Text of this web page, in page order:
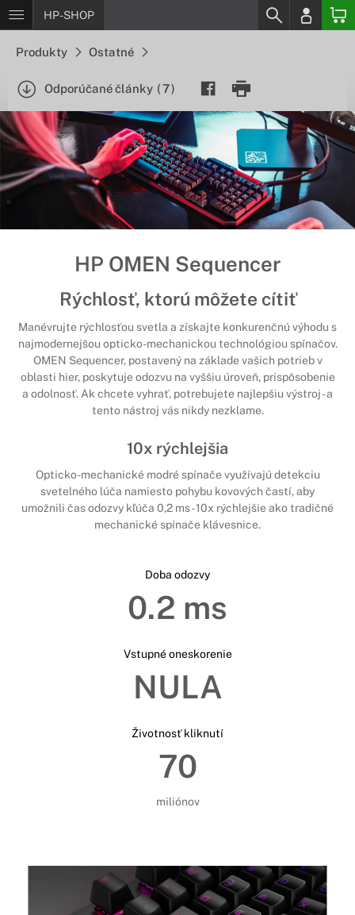
HP-SHOP
Produkty Ostatné
Odporúčané články (7)
HP OMEN Sequencer
Rýchlosť, ktorú môžete cítiť
Manévrujte rýchlosťou svetla a získajte konkurenčnú výhodu s
najmodernejšou opticko-mechanickou technológiou spínačov.
OMEN Sequencer, postavený na základe vašich potrieb v
oblasti hier, poskytuje odozvu na vyššiu úroveň, prispôsobenie
a odolnosť. Ak chcete vyhrať, potrebujete najlepšiu výstroj - a
tento nástroj vás nikdy nezklame.
10x rýchlejšia
Opticko-mechanické modré spínače využívajú detekciu
svetelného lúča namiesto pohybu kovových častí, aby
umožnili čas odozvy kľúča 0,2 ms - 10x rýchlejšie ako tradičné
mechanické spínače klávesnice.
Doba odozvy
0.2 ms
Vstupné oneskorenie
NULA
Životnosť kliknutí
70
miliónov